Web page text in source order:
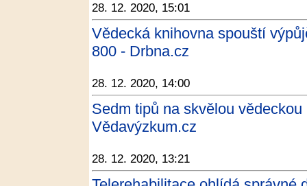
28. 12. 2020, 15:01
Vědecká knihovna spouští
800 - Drbna.cz
28. 12. 2020, 14:00
Sedm tipů na skvělou
Vědavýzkum.cz
28. 12. 2020, 13:21